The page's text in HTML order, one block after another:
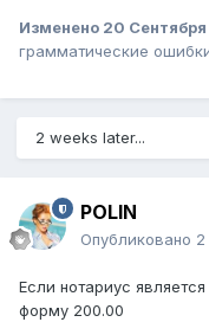
Изменено 20
грамматические
2 weeks later...
POLIN
Опубликовано 2
Если нотариус
форму 200.00